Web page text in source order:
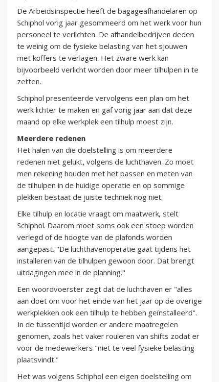
De Arbeidsinspectie heeft de bagageafhandelaren op
Schiphol vorig jaar gesommeerd om het werk voor hun
personeel te verlichten. De afhandelbedrijven deden
te weinig om de fysieke belasting van het sjouwen
met koffers te verlagen. Het zware werk kan
bijvoorbeeld verlicht worden door meer tilhulpen in te
zetten.
Schiphol presenteerde vervolgens een plan om het
werk lichter te maken en gaf vorig jaar aan dat deze
maand op elke werkplek een tilhulp moest zijn.
Meerdere redenen
Het halen van die doelstelling is om meerdere
redenen niet gelukt, volgens de luchthaven. Zo moet
men rekening houden met het passen en meten van
de tilhulpen in de huidige operatie en op sommige
plekken bestaat de juiste techniek nog niet.
Elke tilhulp en locatie vraagt om maatwerk, stelt
Schiphol. Daarom moet soms ook een stoep worden
verlegd of de hoogte van de plafonds worden
aangepast. "De luchthavenoperatie gaat tijdens het
installeren van de tilhulpen gewoon door. Dat brengt
uitdagingen mee in de planning."
Een woordvoerster zegt dat de luchthaven er "alles
aan doet om voor het einde van het jaar op de overige
werkplekken ook een tilhulp te hebben geïnstalleerd".
In de tussentijd worden er andere maatregelen
genomen, zoals het vaker rouleren van shifts zodat er
voor de medewerkers "niet te veel fysieke belasting
plaatsvindt."
Het was volgens Schiphol een eigen doelstelling om